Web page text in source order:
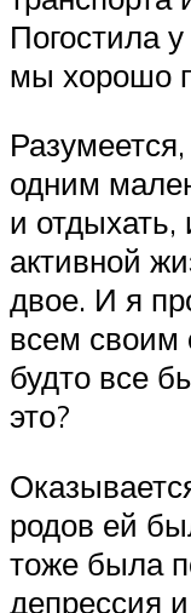
Погостила
мы хорошо
одним
и отдыхать,
активной
двое. И я
всем своим
будто все
это?
родов ей
тоже была
депрессия